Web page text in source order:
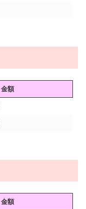
金額
金額